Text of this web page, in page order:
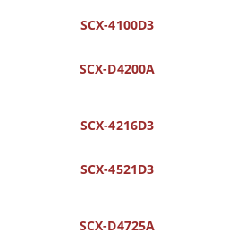
SCX-4100D3
SCX-D4200A
SCX-4216D3
SCX-4521D3
SCX-D4725A